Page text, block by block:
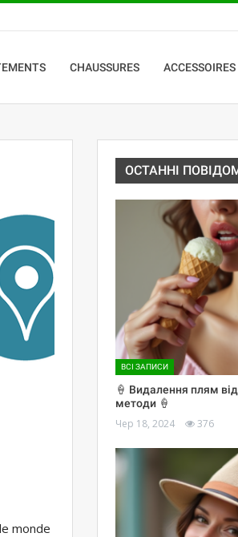
CHAUSSURES ACCESSOIRES
monde
ОСТАННІ
ВСІ ЗАПИСИ
🍦 Видалення плям
методи 🍦
Чер 18, 2024 376